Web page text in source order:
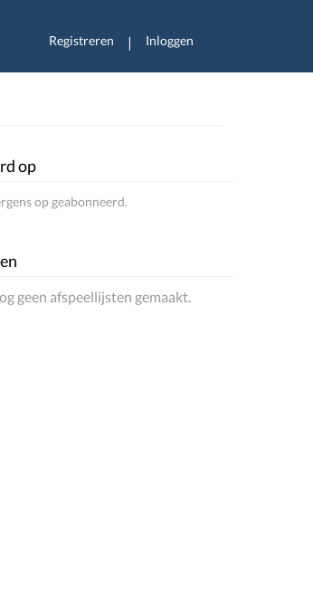
Registreren | Inloggen
op
op geabonneerd.
geen afspeellijsten gemaakt.